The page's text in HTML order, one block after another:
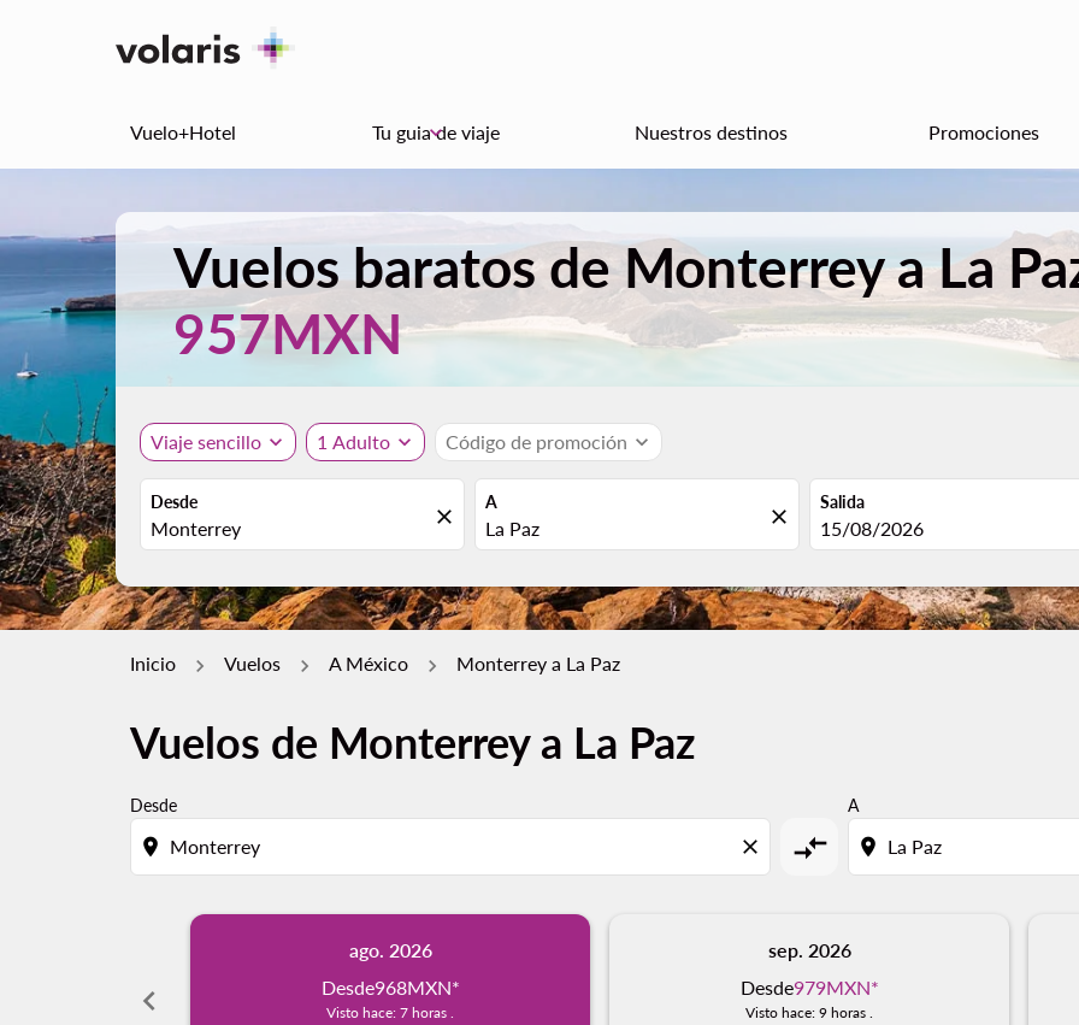
Vuelo+Hotel Tu guia de viaje
keyboard_arrow_down Nuestros destinos Promociones
Vuelos baratos de Monterrey a La
957MXN
Viaje sencillo expand_more 1 Adulto expand_more Código de promoción expand_more
Desde
close
A
close
Salida
fc-booking-departure-date-
15/08/2026
Inicio Vuelos A México Monterrey a La Paz
Vuelos de Monterrey a La Paz
Desde
location_on close compare_arrows
A
location_on
chevron_left
ago. 2026
Desde968MXN*
Visto hace: 7 horas .
sep. 2026
Desde979MXN*
Visto hace: 9 horas .